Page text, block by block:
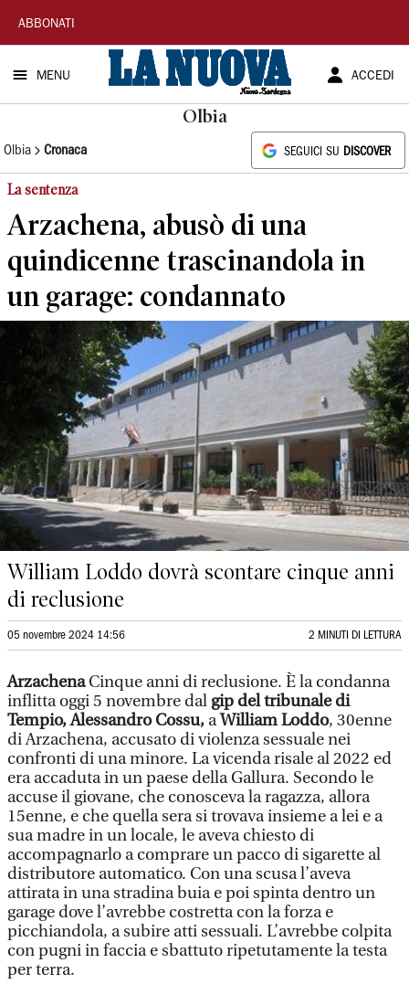
La
Nuova
Sardegna
ABBONATI
MENU ACCEDI
Olbia
Olbia Cronaca SEGUICI SU DISCOVER
La sentenza
Arzachena, abusò di una
quindicenne trascinandola in
un garage: condannato
William Loddo dovrà scontare cinque anni
di reclusione
05 novembre 2024 14:56 2 MINUTI DI LETTURA
ArzachenaCinque anni di reclusione. È la condanna
inflitta oggi 5 novembre dal gip del tribunale di
Tempio,Alessandro Cossu, aWilliam Loddo, 30enne
di Arzachena, accusato di violenza sessuale nei
confronti di una minore. La vicenda risale al 2022 ed
era accaduta in un paese della Gallura. Secondo le
accuse il giovane, che conosceva la ragazza, allora
15enne, e che quella sera si trovava insieme a lei e a
sua madre in un locale, le aveva chiesto di
accompagnarlo a comprare un pacco di sigarette al
distributore automatico. Con una scusa l’aveva
attirata in una stradina buia e poi spinta dentro un
garage dove l’avrebbe costretta con la forza e
picchiandola, a subire atti sessuali. L’avrebbe colpita
con pugni in faccia e sbattuto ripetutamente la testa
per terra.